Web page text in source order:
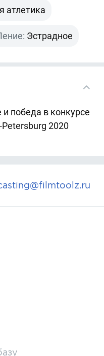
атлетика
Эстрадное
и победа в конкурсе
2020